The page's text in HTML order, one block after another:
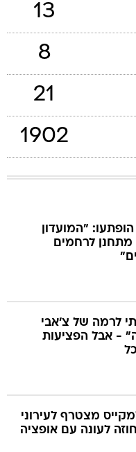
13
8
21
1902
"המועדון
מתחנן לרחמים
לרמה של צ'אבי
- אבל הפציעות
מצטרף לעירוני
לעונה עם אופציה